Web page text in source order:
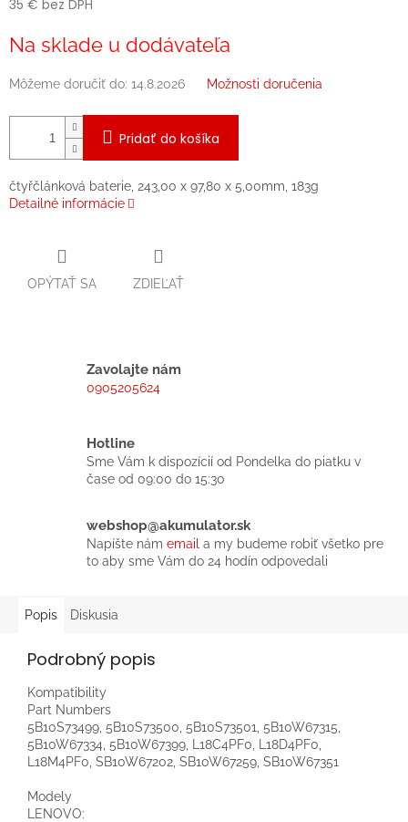
35 € bez DPH
cena:
Na sklade u dodávateľa
Môžeme doručiť do: 14.8.2026 Možnosti doručenia
Pridať do košíka
čtyřčlánková baterie, 243,00 x 97,80 x 5,00mm, 183g
Detailné informácie
OPÝTAŤ SA ZDIEĽAŤ
Zavolajte nám
0905205624
Hotline
Sme Vám k dispozícií od Pondelka do piatku v
čase od 09:00 do 15:30
webshop@akumulator.sk
Napíšte nám email a my budeme robiť všetko pre
to aby sme Vám do 24 hodín odpovedali
Popis Diskusia
Podrobný popis
Kompatibility
Part Numbers
5B10S73499, 5B10S73500, 5B10S73501, 5B10W67315,
5B10W67334, 5B10W67399, L18C4PF0, L18D4PF0,
L18M4PF0, SB10W67202, SB10W67259, SB10W67351
Modely
LENOVO: